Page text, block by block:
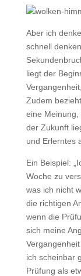
Aber ich
schnell
liegt der
Zudem
eine Meinung,
der Zukunft
und Erlerntes
Ein Beispiel:
Woche zu
was ich nicht
die richtigen
wenn die
sich meine
ich scheinbar
Prüfung als